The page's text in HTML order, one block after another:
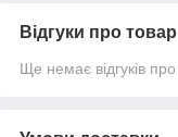
Відгуки про товар
Ще немає відгуків